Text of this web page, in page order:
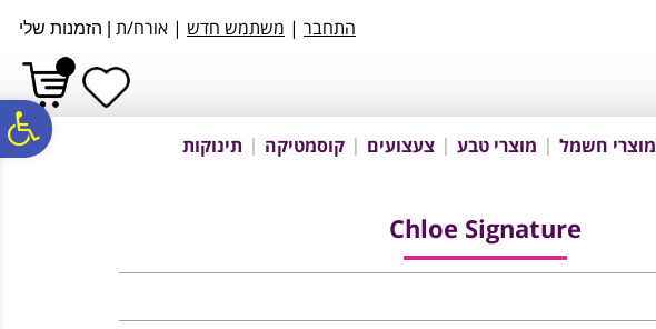
נגישות
אתר
המרכזי
התחבר | משתמש חדש | אורח/ת הזמנות שלי
מוצרי חשמל מוצרי טבע צעצועים קוסמטיקה תינוקות
Chloe Signature